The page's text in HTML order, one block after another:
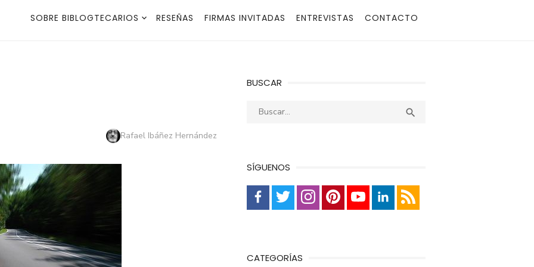
SOBRE BIBLOGTECARIOS RESEÑAS FIRMAS INVITADAS ENTREVISTAS CONTACTO
Autor
Rafael Ibáñez Hernández
BUSCAR
Buscar: 
SÍGUENOS
CATEGORÍAS